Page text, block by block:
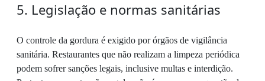
5. Legislação e normas sanitárias
O controle da gordura é exigido por órgãos de vigilância
sanitária. Restaurantes que não realizam a limpeza periódica
podem sofrer sanções legais, inclusive multas e interdição.